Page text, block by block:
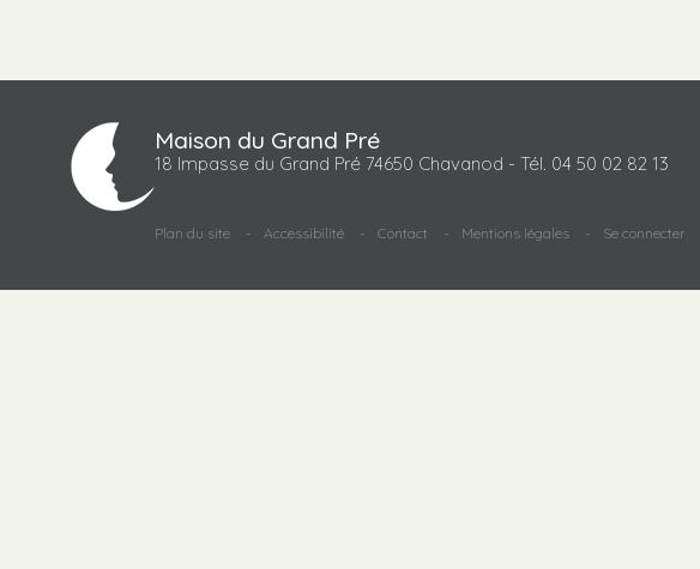
Maison du Grand Pré
18 Impasse du Grand Pré 74650 Chavanod - Tél. 04 50 02 82 13
Plan du site Accessibilité Contact Mentions légales Se connecter